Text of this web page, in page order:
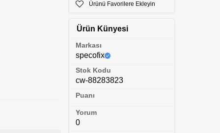
Ürünü Favorilere Ekleyin
Ürün Künyesi
Markası
specofix
Stok Kodu
cw-88283823
Puanı
Yorum
0